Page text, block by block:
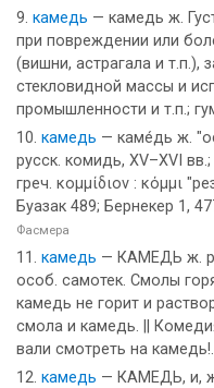
камедь — камедь ж.
при повреждении или
(вишни, астрагала и т.п.),
стекловидной массы и
промышленности и т.п.;
камедь — каме́дь ж.
русск. комидь, ХV–ХVI
греч. κομμίδιον : κόμμι
Буазак 489; Бернекер 1,
Фасмера
камедь — КАМЕДЬ ж.
особ. самотек. Смолы
камедь не горит и
смола и камедь. ||
вали смотреть на
камедь — КАМЕДЬ, и,